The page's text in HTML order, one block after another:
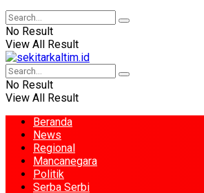
No Result
View All Result
No Result
View All Result
Beranda
News
Regional
Mancanegara
Politik
Serba Serbi